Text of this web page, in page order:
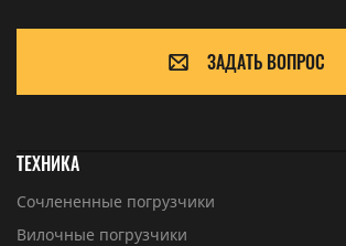
ЗАДАТЬ ВОПРОС
ТЕХНИКА
Сочлененные погрузчики
Вилочные погрузчики